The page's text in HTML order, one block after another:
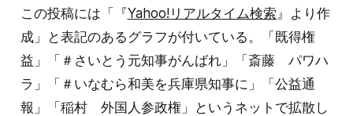
この投稿には「『Yahoo!リアルタイム検索 』より作
成」と表記のあるグラフが付いている。「既得権
益」「＃さいとう元知事がんばれ」「斎藤 パワハ
ラ」「＃いなむら和美を兵庫県知事に」「公益通
報」「稲村 外国人参政権」というネットで拡散し